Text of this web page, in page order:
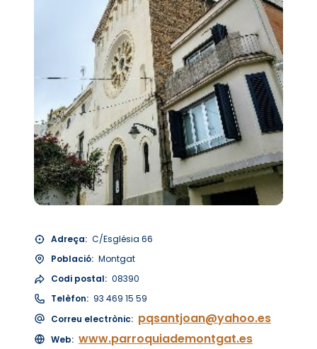
Adreça: C/Església 66
Població: Montgat
Codi postal: 08390
Telèfon: 93 469 15 59
Correu electrònic: pqsantjoan@yahoo.es
Web: www.parroquiademontgat.es